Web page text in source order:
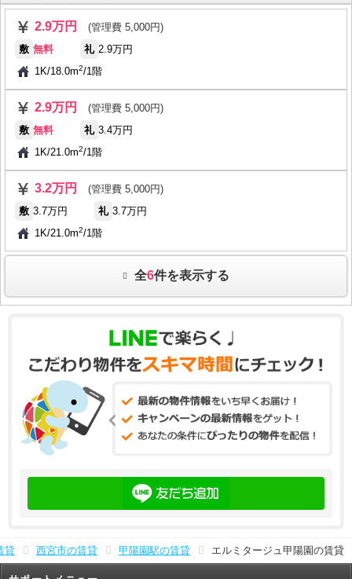
2.9万円
(管理費 5,000円)
敷 無料 礼 2.9万円
1K/18.0m2/1階
2.9万円
(管理費 5,000円)
敷 無料 礼 3.4万円
1K/21.0m2/1階
3.2万円
(管理費 5,000円)
敷 3.7万円 礼 3.7万円
1K/21.0m2/1階
全6件を表示する
貸 西宮市の賃貸 甲陽園駅の賃貸 エルミタージュ甲陽園の賃貸